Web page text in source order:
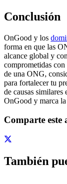
Conclusión
OnGood y los
forma en que las
alcance global y
comprometidas
de una ONG,
para fortalecer tu
de causas
OnGood y marca
Comparte este
También